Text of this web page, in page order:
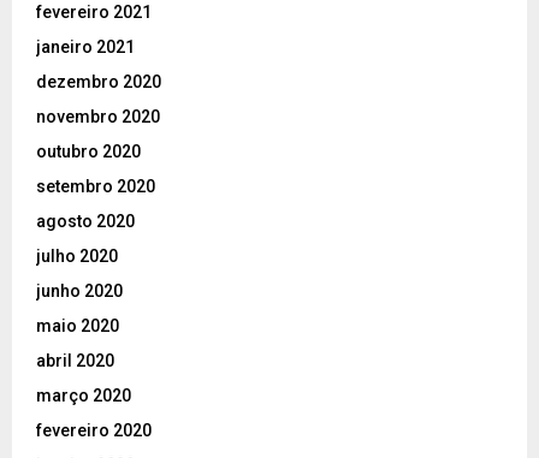
fevereiro 2021
janeiro 2021
dezembro 2020
novembro 2020
outubro 2020
setembro 2020
agosto 2020
julho 2020
junho 2020
maio 2020
abril 2020
março 2020
fevereiro 2020